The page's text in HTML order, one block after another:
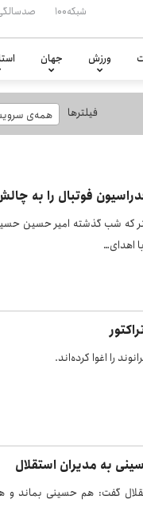
شبکه۱۰۰
ورزش جهان
فیلترها همه‌ی
فوتبال را به
که شب گذشته امیر حسین
اهدای…
را اغوا کرده‌اند.
به مدیران استقلال
گفت: هم حسینی بماند و